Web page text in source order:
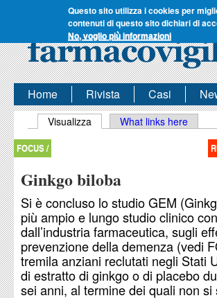
Questo sito utilizza i cookies per
contenuti di questo sito dichiari di
No, voglio più informazioni
Home Rivista Casi
Schede primarie
Visualizza (scheda attiva)
What links here
FOCUS /
Ginkgo biloba
Si è concluso lo studio GEM
più ampio e lungo studio clinico
dall’industria farmaceutica, sugli
prevenzione della demenza (vedi
tremila anziani reclutati negli Stati
di estratto di ginkgo o di placebo
sei anni, al termine dei quali non